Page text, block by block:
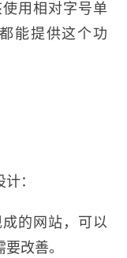
用相对字号单
能提供这个功
：
成的网站，可以
改善。